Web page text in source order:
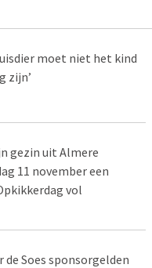
moet niet het kind
zijn’
gezin uit Almere
11 november een
vol
Soes sponsorgelden